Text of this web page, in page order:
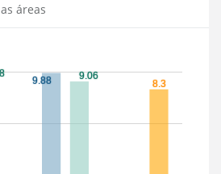
áreas